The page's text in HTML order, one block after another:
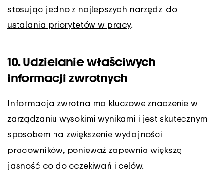
stosując jedno z najlepszych narzędzi do
ustalania priorytetów w pracy.
10. Udzielanie właściwych
informacji zwrotnych
Informacja zwrotna ma kluczowe znaczenie w
zarządzaniu wysokimi wynikami i jest skutecznym
sposobem na zwiększenie wydajności
pracowników, ponieważ zapewnia większą
jasność co do oczekiwań i celów.